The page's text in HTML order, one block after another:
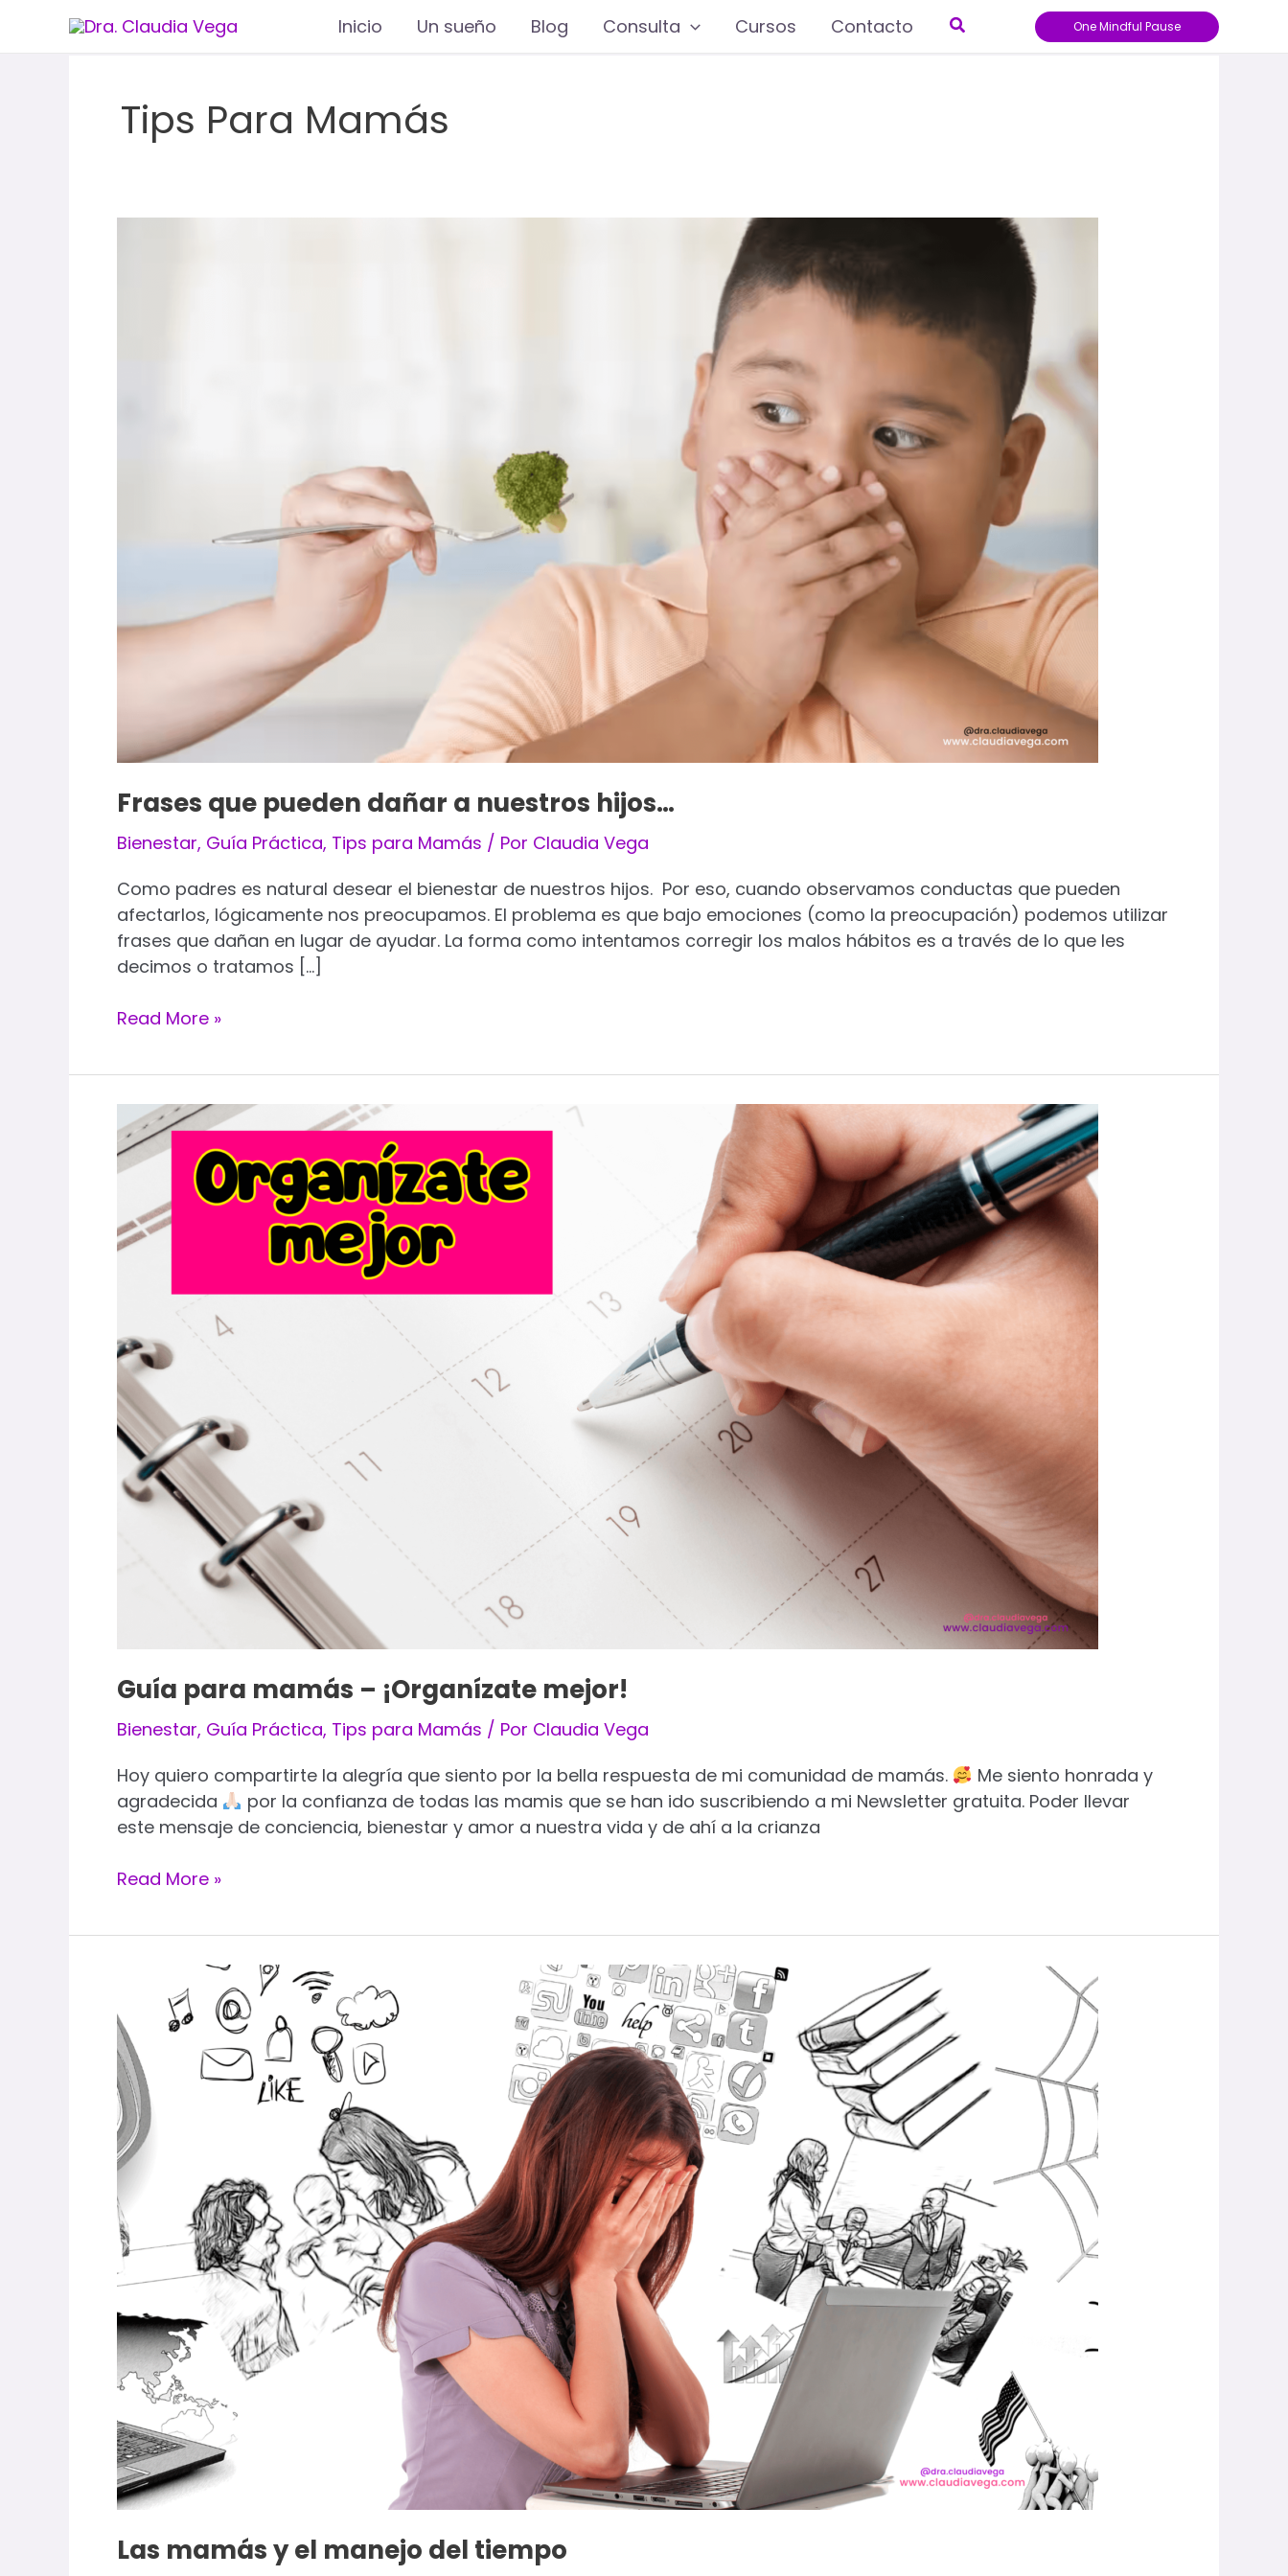
Inicio Un sueño Blog Consulta Cursos Contacto Buscar One Mindful Pause
Tips Para Mamás
Frases que pueden dañar a nuestros hijos…
Bienestar, Guía Práctica, Tips para Mamás / Por Claudia Vega
Como padres es natural desear el bienestar de nuestros hijos. Por eso, cuando observamos conductas que pueden
afectarlos, lógicamente nos preocupamos. El problema es que bajo emociones (como la preocupación) podemos utilizar
frases que dañan en lugar de ayudar. La forma como intentamos corregir los malos hábitos es a través de lo que les
decimos o tratamos […]
Read More »
Guía para mamás – ¡Organízate mejor!
Bienestar, Guía Práctica, Tips para Mamás / Por Claudia Vega
Hoy quiero compartirte la alegría que siento por la bella respuesta de mi comunidad de mamás.
Me siento honrada y
agradecida
por la confianza de todas las mamis que se han ido suscribiendo a mi Newsletter gratuita. Poder llevar
este mensaje de conciencia, bienestar y amor a nuestra vida y de ahí a la crianza
Guía
para
mamás
¡Organízate
mejor!
Read More »
Las mamás y el manejo del tiempo
mamás
y
el
manejo
del
tiempo